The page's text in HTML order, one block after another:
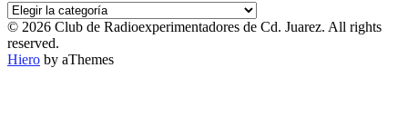
PUBLICACIONES
POR
CATEGORÍA
© 2026 Club de Radioexperimentadores de Cd. Juarez. All rights
reserved.
Hiero by aThemes